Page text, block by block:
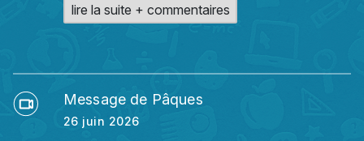
lire la suite + commentaires
Message de Pâques
26 juin 2026